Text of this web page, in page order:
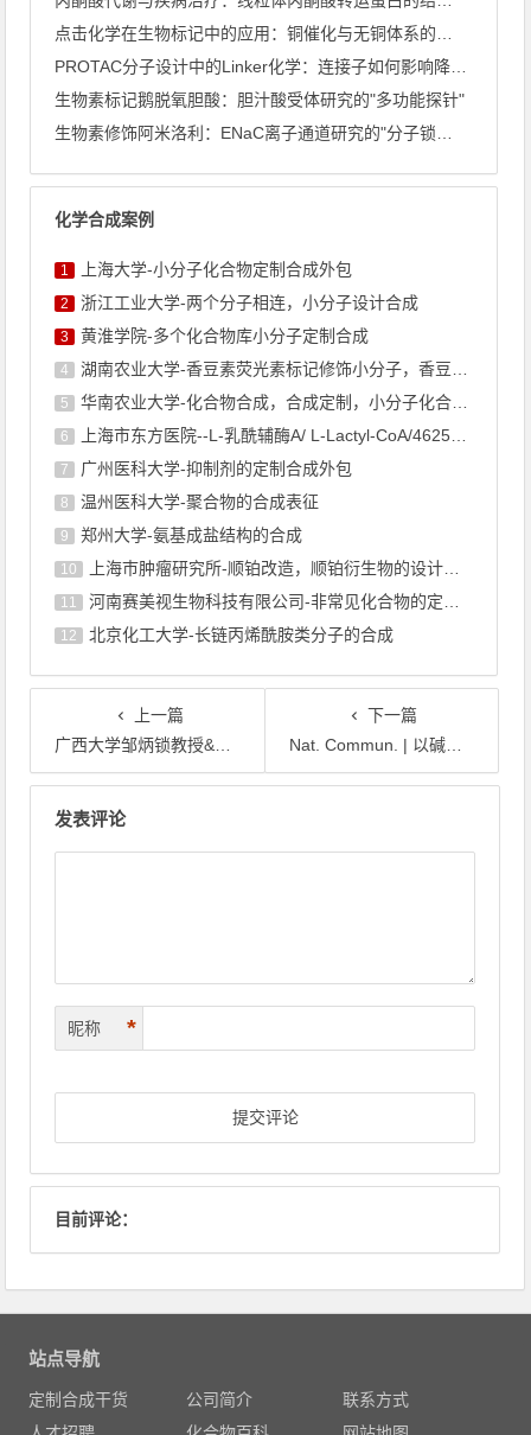
生物素标记鹅脱氧胆酸：胆汁酸受体研究的"多功能探针"
化学合成案例
1 上海大学-小分子化合物定制合成外包
2 浙江工业大学-两个分子相连，小分子设计合成
3 黄淮学院-多个化合物库小分子定制合成
4 湖南农业大学-香豆素荧光素标记修饰小分子，香豆素衍生物的合成
5 华南农业大学-化合物合成，合成定制，小分子化合物的订购
6 上海市东方医院--L-乳酰辅酶A/ L-Lactyl-CoA/4625-32-5/1926 ...
7 广州医科大学-抑制剂的定制合成外包
8 温州医科大学-聚合物的合成表征
9 郑州大学-氨基成盐结构的合成
10 上海巿肿瘤研究所-顺铂改造，顺铂衍生物的设计合成
11 河南赛美视生物科技有限公司-非常见化合物的定制合成，工艺研发
12 北京化工大学-长链丙烯酰胺类分子的合成
上一篇
广西大学邹炳锁教授&彭辉副教授团队：锑掺杂和结构调控实现在空气稳定的高效发射和三模光致发光开关锡( IV )基金属卤化物
下一篇
Nat. Commun. | 以碱基级分辨率定量检测转录组中的二氢尿苷分布
发表评论
昵称 *
目前评论：
站点导航
定制合成干货 公司简介
联系方式